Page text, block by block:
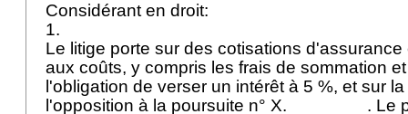
Considérant en droit:
1.
Le litige porte sur des cotisations
aux coûts, y compris les frais de sommation
l'obligation de verser un intérêt à 5 %, et sur
l'opposition à la poursuite n° X.________. Le